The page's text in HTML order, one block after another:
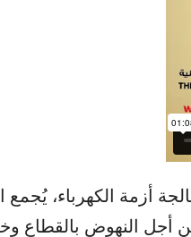
أزمة الكهرباء، يُجمع
من أجل النهوض بالقطاع